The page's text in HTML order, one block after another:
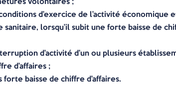
d’exercice de l’activité économique
sanitaire, lorsqu’il subit une forte baisse de
d’activité d’un ou plusieurs
d’affaires ;
baisse de chiffre d’affaires.